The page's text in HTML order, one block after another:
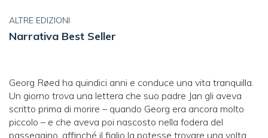
ALTRE EDIZIONI
Narrativa Best Seller
Georg Røed ha quindici anni e conduce una vita tranquilla.
Un giorno trova una lettera che suo padre Jan gli aveva
scritto prima di morire – quando Georg era ancora molto
piccolo – e che aveva poi nascosto nella fodera del
passeggino, affinché il figlio la potesse trovare una volta